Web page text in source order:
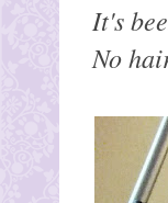
It's
No